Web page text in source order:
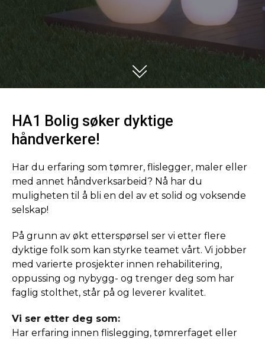
HA1 Bolig søker dyktige
håndverkere!
Har du erfaring som tømrer, flislegger, maler eller
med annet håndverksarbeid? Nå har du
muligheten til å bli en del av et solid og voksende
selskap!
På grunn av økt etterspørsel ser vi etter flere
dyktige folk som kan styrke teamet vårt. Vi jobber
med varierte prosjekter innen rehabilitering,
oppussing og nybygg- og trenger deg som har
faglig stolthet, står på og leverer kvalitet.
Vi ser etter deg som:
Har erfaring innen flislegging, tømrerfaget eller